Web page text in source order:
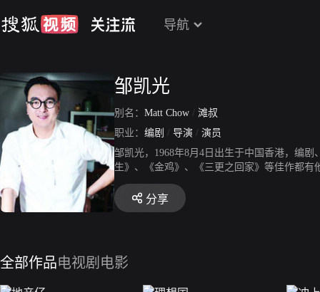
导航
邹凯光
别名： Matt Chow / 滩叔
职业： 编剧 / 导演 / 演员
邹凯光，1968年8月4日出生于中国香港，编
生》、《金鸡》、《三更之回家》等佳作都
在影片中客串演出，令人印象深刻的便是《
分享
全部作品电视剧 电影